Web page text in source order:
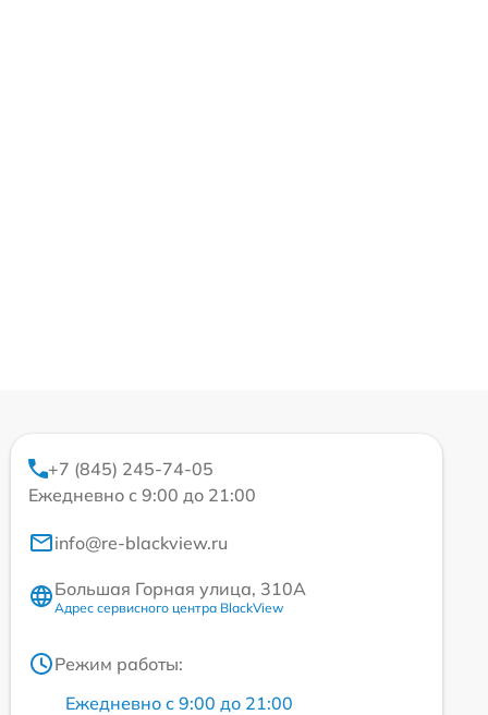
+7 (845) 245-74-05
Ежедневно с 9:00 до 21:00
info@re-blackview.ru
Большая Горная улица, 310А
Адрес сервисного центра BlackView
Режим работы:
Ежедневно с 9:00 до 21:00